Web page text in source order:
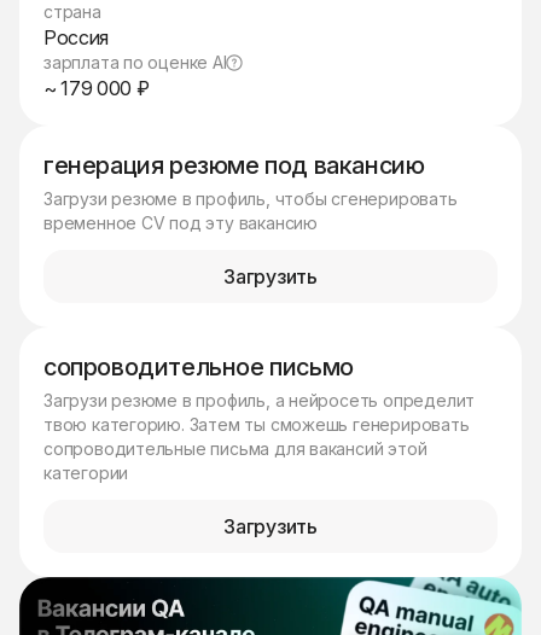
генерация резюме под вакансию
Загрузи резюме в профиль, чтобы сгенерировать
временное CV под эту вакансию
Загрузить
сопроводительное письмо
Загрузи резюме в профиль, а нейросеть определит
твою категорию. Затем ты сможешь генерировать
сопроводительные письма для вакансий этой
категории
Загрузить
страна
Россия
зарплата по оценке AI
~ 179 000 ₽